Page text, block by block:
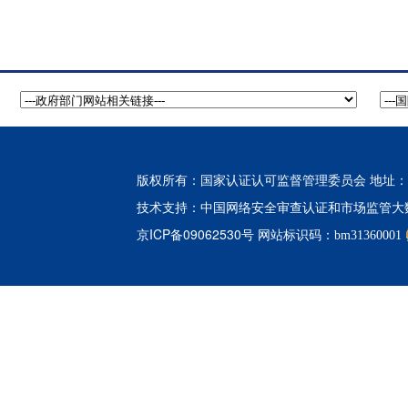
版权所有：国家认证认可监督管理委员会 地址
技术支持： 中国网络安全审查认证和市场监管
京ICP备09062530号 网站标识码：bm31360001